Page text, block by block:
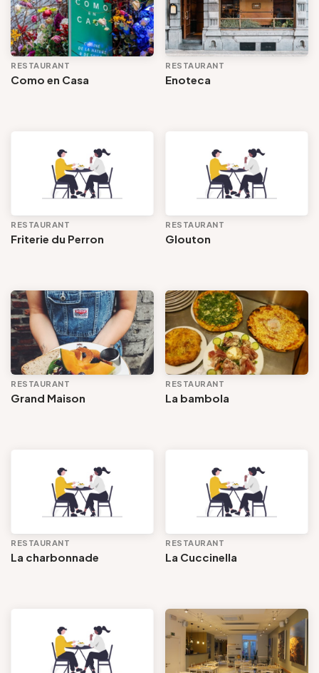
RESTAURANT
Como en Casa
RESTAURANT
Enoteca
RESTAURANT
Friterie du Perron
RESTAURANT
Glouton
RESTAURANT
Grand Maison
RESTAURANT
La bambola
RESTAURANT
La charbonnade
RESTAURANT
La Cuccinella